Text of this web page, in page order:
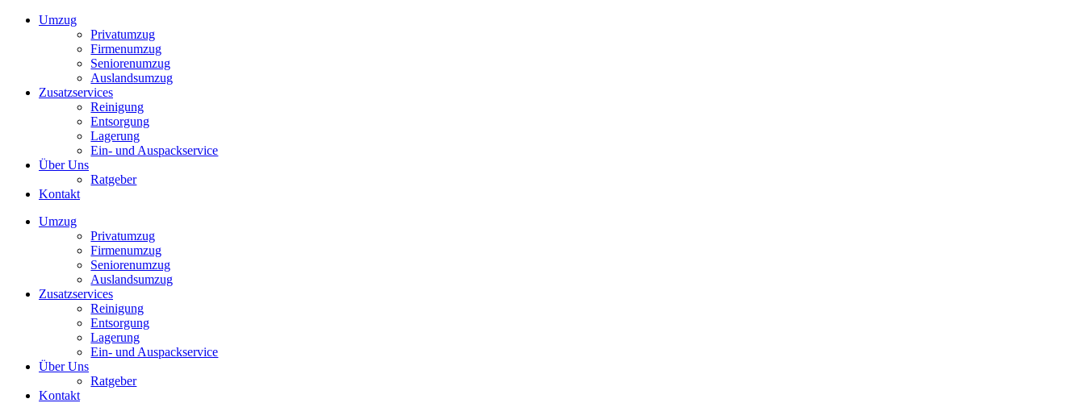
Umzug
Privatumzug
Firmenumzug
Seniorenumzug
Auslandsumzug
Zusatzservices
Reinigung
Entsorgung
Lagerung
Ein- und Auspackservice
Über Uns
Ratgeber
Kontakt
Umzug
Privatumzug
Firmenumzug
Seniorenumzug
Auslandsumzug
Zusatzservices
Reinigung
Entsorgung
Lagerung
Ein- und Auspackservice
Über Uns
Ratgeber
Kontakt